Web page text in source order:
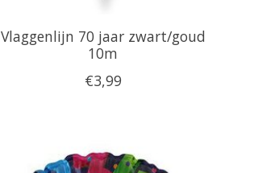
Vlaggenlijn 70 jaar zwart/goud
10m
€3,99